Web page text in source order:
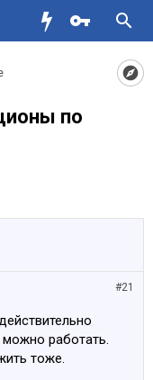
по
#21
можно работать.
тоже.